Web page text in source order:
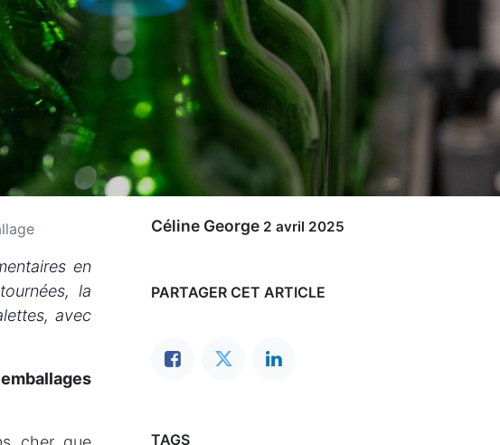
en
la
avec
Céline George 2 avril 2025
PARTAGER CET ARTICLE
TAGS